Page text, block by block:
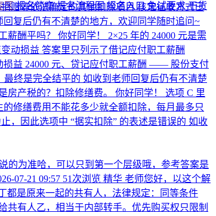
区报名简章报名流程图报名入口免试要求干货
赠等依法确定的其他扣除项目 核定征收方式已
复后仍有不清楚的地方，欢迎同学随时追问~
薪酬平吗？ 你好同学！ 2×25 年的 24000 元是需
动损益 答案里只列示了借记应付职工薪酬
损益 24000 元、贷记应付职工薪酬 —— 股份支付
最终是完全结平的 如收到老师回复后仍有不清楚
房产税的？扣除修缮费。 你好同学！ 选项 C 里
修缮费用不能花多少就全额扣除，每月最多只
，因此选项中 “据实扣除” 的表述是错误的 如收
的为准哈，可以只到第一个层级哦，参考答案是
07-21 09:57 51次浏览 精华 老师您好，以这个解
都是原来一起的共有人，法律规定：同等条件
有人乙，相当于内部转手。优先购买权只限制